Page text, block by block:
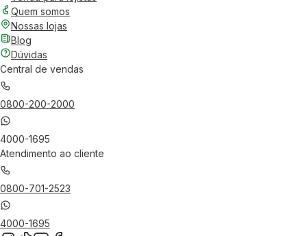
Quem somos
Nossas lojas
Blog
Dúvidas
Central de vendas
0800-200-2000
4000-1695
Atendimento ao cliente
0800-701-2523
4000-1695